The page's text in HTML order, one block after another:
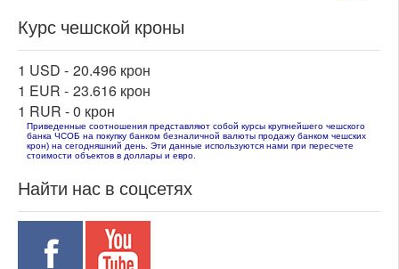
Курс чешской кроны
1 USD - 20.496 крон
1 EUR - 23.616 крон
1 RUR -0 крон
Приведенные соотношения представляют собой курсы крупнейшего чешского
банка ЧСОБ на покупку банком безналичной валюты продажу банком чешских
крон) на сегодняшний день. Эти данные используются нами при пересчете
стоимости объектов в доллары и евро.
Найти нас в соцсетях